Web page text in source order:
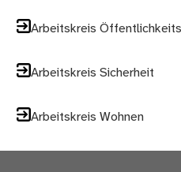
Arbeitskreis
Arbeitskreis Sicherheit
Arbeitskreis Wohnen